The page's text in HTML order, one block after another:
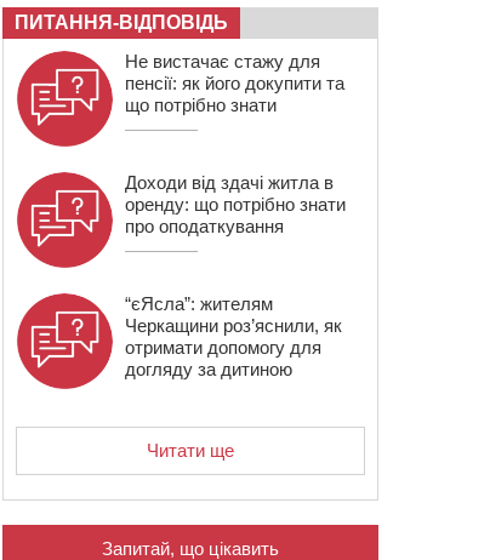
ПИТАННЯ-ВІДПОВІДЬ
Не вистачає стажу для
пенсії: як його докупити та
що потрібно знати
Доходи від здачі житла в
оренду: що потрібно знати
про оподаткування
“єЯсла”: жителям
Черкащини роз’яснили, як
отримати допомогу для
догляду за дитиною
Читати ще
Запитай, що цікавить